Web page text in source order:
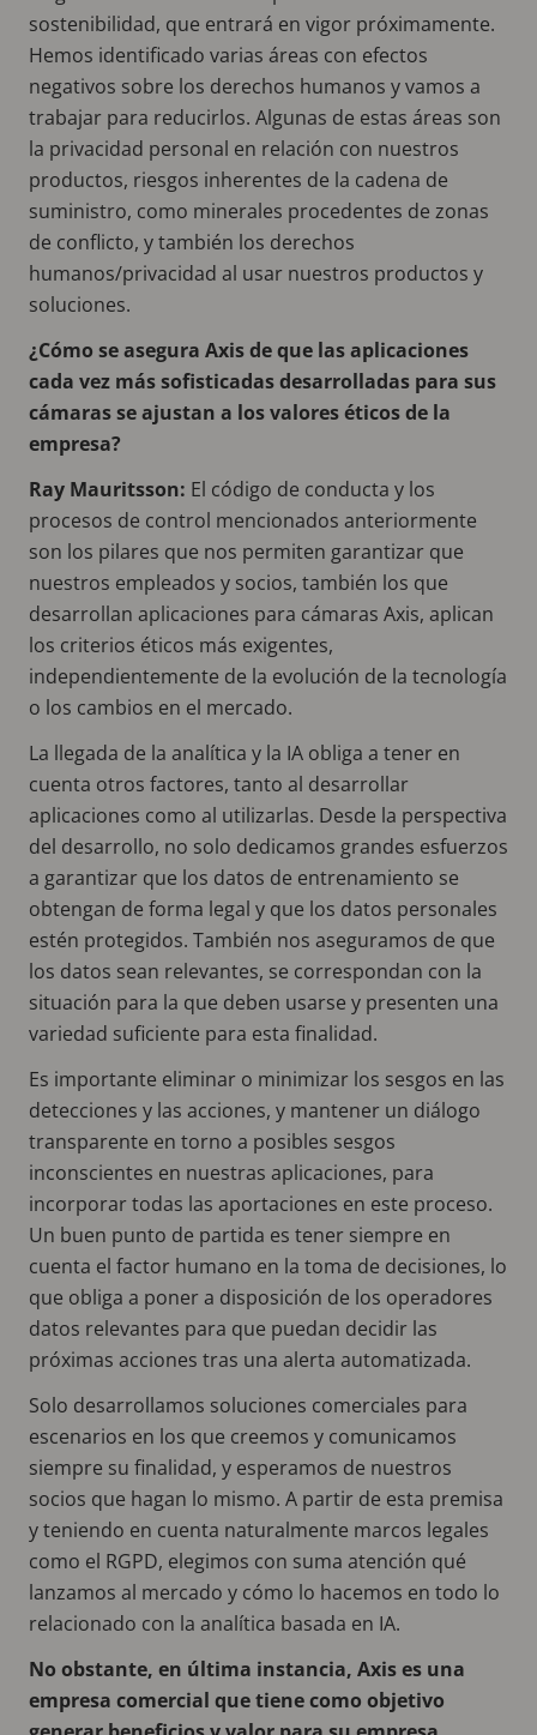
sostenibilidad, que entrará en vigor próximamente.
Hemos identificado varias áreas con efectos
negativos sobre los derechos humanos y vamos a
trabajar para reducirlos. Algunas de estas áreas son
la privacidad personal en relación con nuestros
productos, riesgos inherentes de la cadena de
suministro, como minerales procedentes de zonas
de conflicto, y también los derechos
humanos/privacidad al usar nuestros productos y
soluciones.
¿Cómo se asegura Axis de que las aplicaciones
cada vez más sofisticadas desarrolladas para sus
cámaras se ajustan a los valores éticos de la
empresa?
Ray Mauritsson: El código de conducta y los
procesos de control mencionados anteriormente
son los pilares que nos permiten garantizar que
nuestros empleados y socios, también los que
desarrollan aplicaciones para cámaras Axis, aplican
los criterios éticos más exigentes,
independientemente de la evolución de la tecnología
o los cambios en el mercado.
La llegada de la analítica y la IA obliga a tener en
cuenta otros factores, tanto al desarrollar
aplicaciones como al utilizarlas. Desde la perspectiva
del desarrollo, no solo dedicamos grandes esfuerzos
a garantizar que los datos de entrenamiento se
obtengan de forma legal y que los datos personales
estén protegidos. También nos aseguramos de que
los datos sean relevantes, se correspondan con la
situación para la que deben usarse y presenten una
variedad suficiente para esta finalidad.
Es importante eliminar o minimizar los sesgos en las
detecciones y las acciones, y mantener un diálogo
transparente en torno a posibles sesgos
inconscientes en nuestras aplicaciones, para
incorporar todas las aportaciones en este proceso.
Un buen punto de partida es tener siempre en
cuenta el factor humano en la toma de decisiones, lo
que obliga a poner a disposición de los operadores
datos relevantes para que puedan decidir las
próximas acciones tras una alerta automatizada.
Solo desarrollamos soluciones comerciales para
escenarios en los que creemos y comunicamos
siempre su finalidad, y esperamos de nuestros
socios que hagan lo mismo. A partir de esta premisa
y teniendo en cuenta naturalmente marcos legales
como el RGPD, elegimos con suma atención qué
lanzamos al mercado y cómo lo hacemos en todo lo
relacionado con la analítica basada en IA.
No obstante, en última instancia, Axis es una
empresa comercial que tiene como objetivo